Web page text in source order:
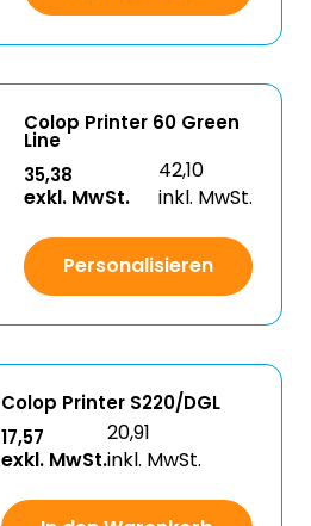
Colop Printer 60 Green
Line
35,38
exkl. MwSt.
42,10
inkl. MwSt.
Personalisieren
Colop Printer S220/DGL
17,57
exkl. MwSt.
20,91
inkl. MwSt.